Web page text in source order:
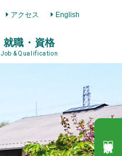
アクセス English
就職・資格
Job & Qualification